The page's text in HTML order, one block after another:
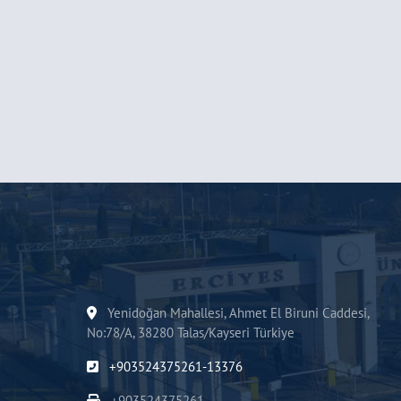
Yenidoğan Mahallesi, Ahmet El Biruni Caddesi,
No:78/A, 38280 Talas/Kayseri Türkiye
+903524375261-13376